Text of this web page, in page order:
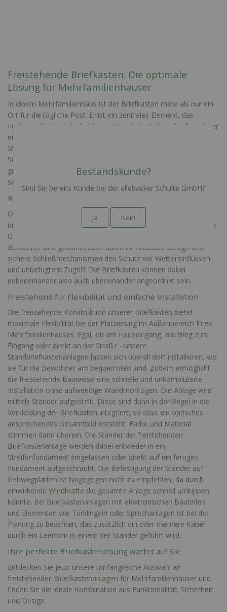
Freistehende Briefkästen: Die optimale
Lösung für Mehrfamilienhäuser
In einem Mehrfamilienhaus ist der Briefkasten mehr als nur ein
Ort für die tägliche Post. Er ist ein zentrales Element, das
Funktionalität und Ästhetik vereint und das Leben der Bewohner
erleichtert. Unsere freistehenden Briefkästen für
Mehrfamilienhäuser verbinden ansprechendes Design mit
Sicherheit und einer robusten Ausführung. Sie sind speziell für
größere Wohneinheiten konzipiert und im Onlineshop mit
senkrechter oder waagerechter Anordnung erhältlich.
Robuste Lösungen für jede Größe von Wohneinheit
Ob Ihr Mehrfamilienhaus 3 oder bis zu 20 Wohneinheiten
umfasst, unsere freistehenden Briefkastenanlagen sind für viele
Größe ausgelegt. Sie bieten ausreichend Platz für die Post aller
Bewohner und gewährleisten durch ihr robustes Design und
sichere Schließmechanismen den Schutz vor Wettereinflüssen
und unbefugtem Zugriff. Die Briefkästen können dabei
nebeneinander also auch übereinander angeordnet sein.
Freistehend für Flexibilität und einfache Installation
Die freistehende Konstruktion unserer Briefkästen bietet
maximale Flexibilität bei der Platzierung im Außenbereich Ihres
Mehrfamilienhauses. Egal, ob am Hauseingang, am Weg zum
Eingang oder direkt an der Straße - unsere
Standbriefkastenanlagen lassen sich überall dort installieren, wo
sie für die Bewohner am bequemsten sind. Zudem ermöglicht
die freistehende Bauweise eine schnelle und unkomplizierte
Installation ohne aufwendige Wandmontagen. Die Anlage wird
mittels Ständer aufgestellt. Diese sind dann in der Regel in die
Verkleidung der Briefkasten integriert, so dass ein optisches
ansprechendes Gesamtbild entsteht. Farbe und Material
stimmen dann überein. Die Ständer der freistehenden
Briefkastenanlage werden dabei entweder in ein
Streifenfundament eingelassen oder direkt auf ein fertiges
Fundament aufgeschraubt. Die Befestigung der Ständer auf
Gehwegplatten ist hingegegen nicht zu empfehlen, da durch
einwirkende Windkräfte die gesamte Anlage schnell umkippen
könnte. Bei Briefkastenanlagen mit elektronischen Bauteilen
und Elementen wie Türklingeln oder Sprechanlagen ist bei der
Planung zu beachten, das zusätzlich ein oder mehrere Kabel
durch ein Leerrohr in einem der Ständer geführt wird.
Ihre perfekte Briefkastenlösung wartet auf Sie
Entdecken Sie jetzt unsere umfangreiche Auswahl an
freistehenden Briefkastenanlagen für Mehrfamilienhäuser und
finden Sie die ideale Kombination aus Funktionalität, Sicherheit
und Design.
Bestandskunde?
Sind Sie bereits Kunde bei der allebacker Schulte GmbH?
Ja Nein